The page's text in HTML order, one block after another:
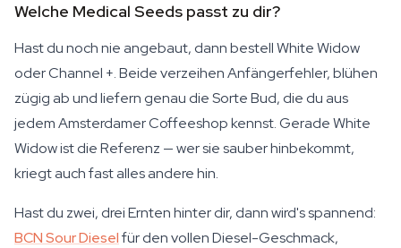
Welche Medical Seeds passt zu dir?
Hast du noch nie angebaut, dann bestell White Widow
oder Channel +. Beide verzeihen Anfängerfehler, blühen
zügig ab und liefern genau die Sorte Bud, die du aus
jedem Amsterdamer Coffeeshop kennst. Gerade White
Widow ist die Referenz — wer sie sauber hinbekommt,
kriegt auch fast alles andere hin.
Hast du zwei, drei Ernten hinter dir, dann wird's spannend:
BCN Sour Dieselfür den vollen Diesel-Geschmack,